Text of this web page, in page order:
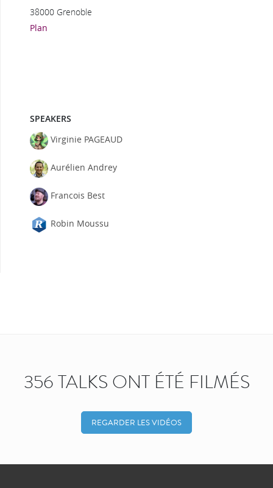
38000 Grenoble
Plan
SPEAKERS
Virginie PAGEAUD
Aurélien Andrey
Francois Best
Robin Moussu
356 TALKS ONT ÉTÉ FILMÉS
REGARDER LES VIDÉOS